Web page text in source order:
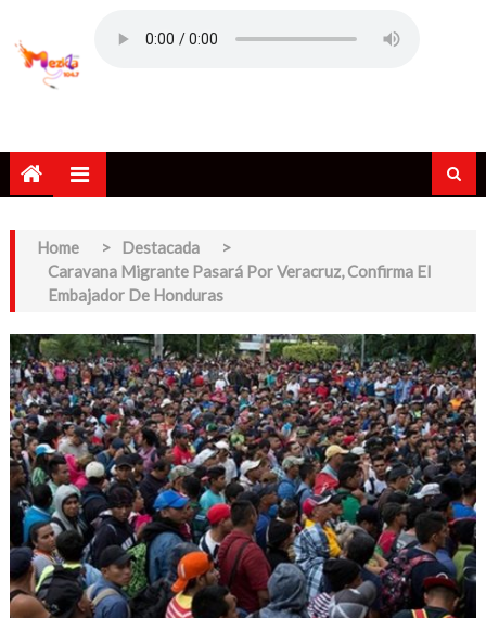
Home > Destacada
>
Caravana Migrante Pasará Por Veracruz, Confirma El
Embajador De Honduras